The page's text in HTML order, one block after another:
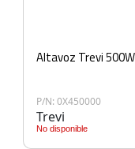
Altavoz Trevi
P/N: 0X450000
Trevi
No disponible